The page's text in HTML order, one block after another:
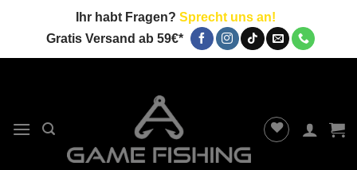
Ihr habt Fragen? Sprecht uns an!
Gratis Versand ab 59€*